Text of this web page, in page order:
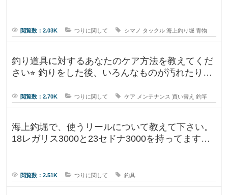
閲覧数：2.03K つりに関して シマノ タックル 海上釣り堀 青物
釣り道具に対するあなたのケア方法を教えてくだ
さい⭐︎ 釣りをした後、いろんなものが汚れたりし
閲覧数：2.70K つりに関して ケア メンテナンス 買い替え 釣竿
海上釣堀で、使うリールについて教えて下さい。
18レガリス3000と23セドナ3000を持ってます。
閲覧数：2.51K つりに関して 釣具